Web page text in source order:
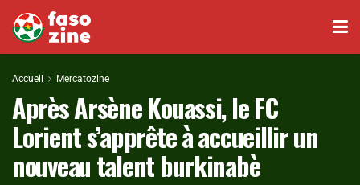
Accueil Mercatozine
Après Arsène Kouassi, le FC
Lorient s’apprête à accueillir un
nouveau talent burkinabè